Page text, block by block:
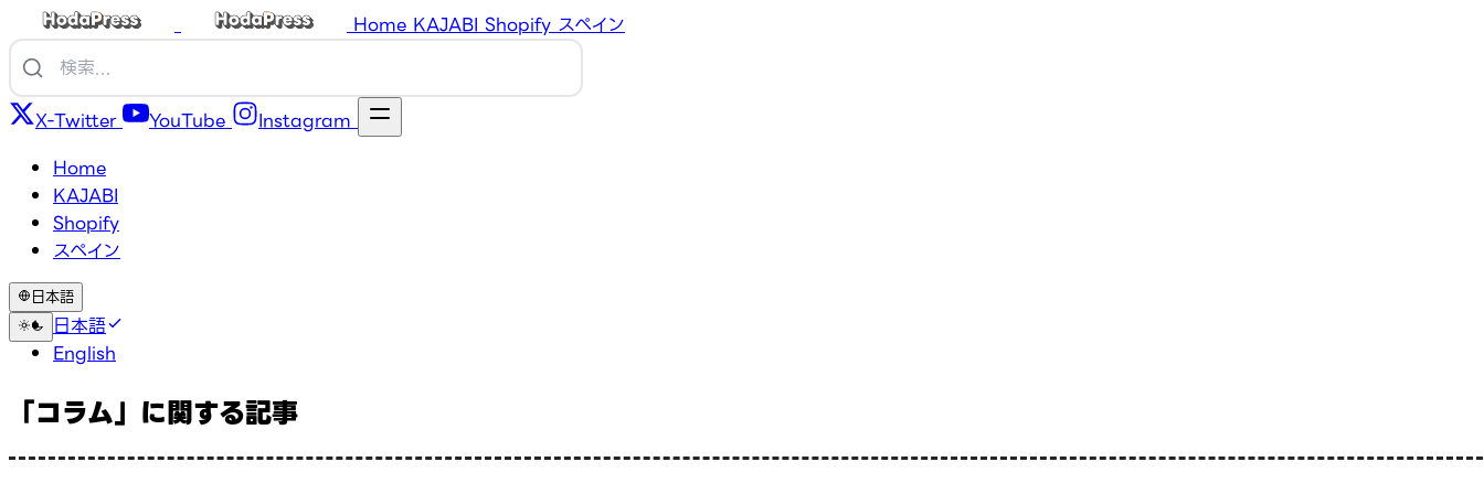
Home KAJABI Shopify スペイン
X-Twitter YouTube
Instagram
Home
KAJABI
Shopify
スペイン
日本語
日本語
English
「コラム」に関する記事